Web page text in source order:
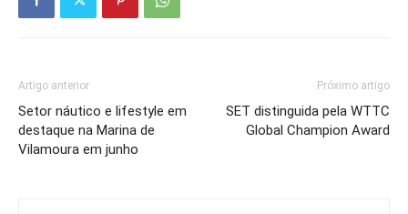
Artigo anterior
Setor náutico e lifestyle em
destaque na Marina de
Vilamoura em junho
Próximo artigo
SET distinguida pela WTTC
Global Champion Award